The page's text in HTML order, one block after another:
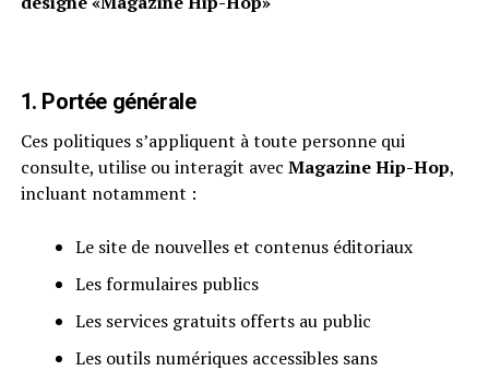
1. Portée générale
Ces politiques s’appliquent à toute personne qui
consulte, utilise ou interagit avec Magazine Hip-Hop,
incluant notamment :
Le site de nouvelles et contenus éditoriaux
Les formulaires publics
Les services gratuits offerts au public
Les outils numériques accessibles sans